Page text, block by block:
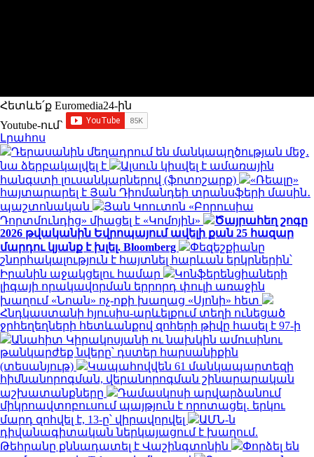
Հետևե՛ք Euromedia24-ին
Youtube-ում`
Լրահոս
Դերասանին մեղադրում են մանկապղծության մեջ․
նա ձերբակալվել է
Ալսուն կիսվել է ամառային
հանգստի լուսանկարներով (ֆոտոշարք)
«Ռեալը»
հայտարարել է Յան Դիոմանդեի տրանսֆերի մասին․
պաշտոնական
Յան Կոուտոն «Բորուսիա
Դորտմունդից» միացել է «Կոմոյին»
Ծայրահեղ շոգը
2026 թվականին Եվրոպայում ավելի քան 25 հազար
մարդու կյանք է խլել. Bloomberg
Փեզեշքիանը
շնորհակալություն է հայտնել հարևան երկրներին՝
Իրանին աջակցելու համար
Կոնֆերենցիաների
լիգայի որակավորման երրորդ փուլի առաջին
խաղում «Նոան» ոչ-ոքի խաղաց «Սյոնի» հետ
Հնդկաստանի հյուսիս-արևելքում տեղի ունեցած
ջրհեղեղների հետևանքով զոհերի թիվը հասել է 97-ի
Անահիտ Կիրակոսյանի ու նախկին ամուսինու
թանկարժեք նվերը՝ դստեր հարսանիքին
(տեսանյութ)
Կապահովվեն 61 մանկապարտեզի
հիմնանորոգման, վերանորոգման շինարարական
աշխատանքները
Դամասկոսի արվարձանում
միկրոավտոբուսում պայթյուն է որոտացել․ երկու
մարդ զոհվել է, 13-ը՝ վիրավորվել
ԱՄՆ-ն
դիվանագիտական ներկայացում է խաղում.
Թեհրանը քննադատել է Վաշինգտոնին
Փորձել են